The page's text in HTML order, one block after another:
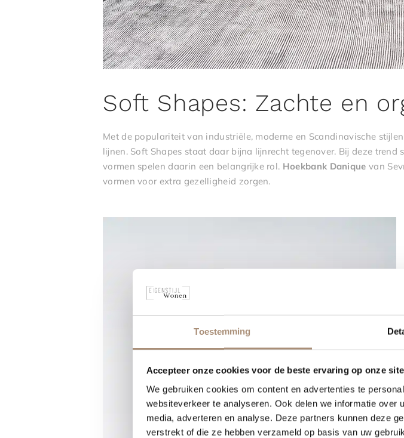
Toestemming
Accepteer onze cookies voor de beste ervaring op onze
We gebruiken cookies om content en advertenties te
websiteverkeer te analyseren. Ook delen we informatie
media, adverteren en analyse. Deze partners kunnen deze
verstrekt of die ze hebben verzameld op basis van uw
Soft Shapes: Zachte en
Met de populariteit van industriële, moderne en Scandinavische
lijnen. Soft Shapes staat daar bijna lijnrecht tegenover. Bij deze
vormen spelen daarin een belangrijke rol. Hoekbank Danique van
vormen voor extra gezelligheid zorgen.